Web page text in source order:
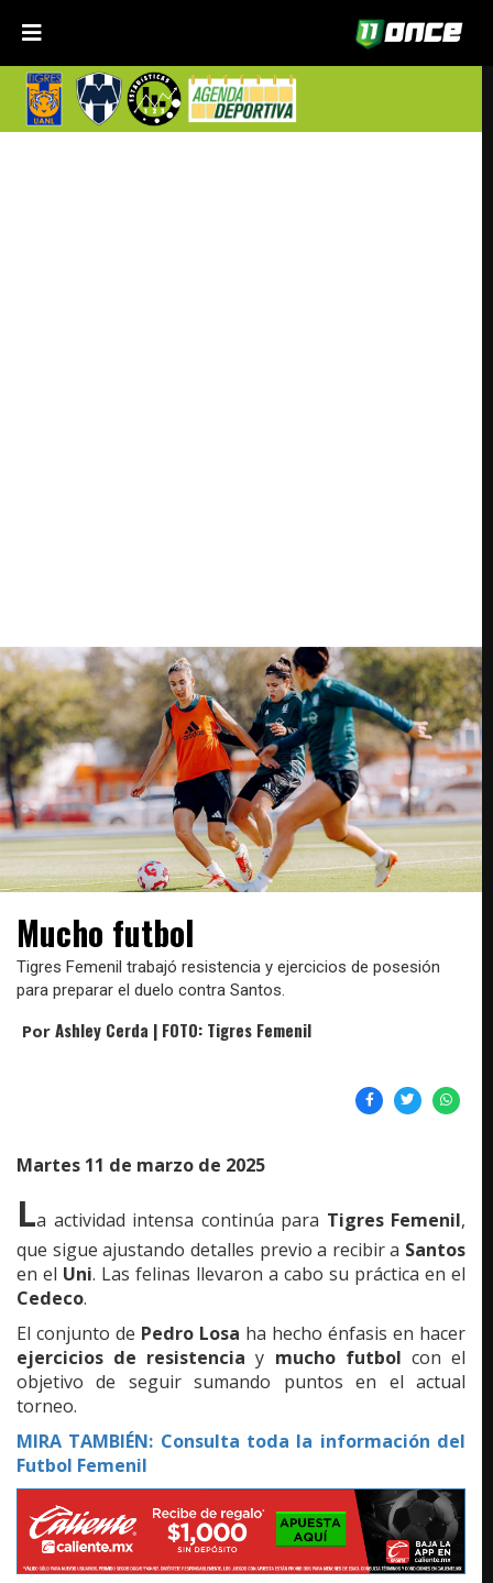
Mucho futbol
Tigres Femenil trabajó resistencia y ejercicios de posesión
para preparar el duelo contra Santos.
Por Ashley Cerda | FOTO: Tigres Femenil
Martes 11 de marzo de 2025
La actividad intensa continúa para Tigres Femenil,
que sigue ajustando detalles previo a recibir a Santos
en el Uni. Las felinas llevaron a cabo su práctica en el
Cedeco.
El conjunto de Pedro Losa ha hecho énfasis en hacer
ejercicios de resistencia y mucho futbol con el
objetivo de seguir sumando puntos en el actual
torneo.
MIRA TAMBIÉN: Consulta toda la información del
Futbol Femenil